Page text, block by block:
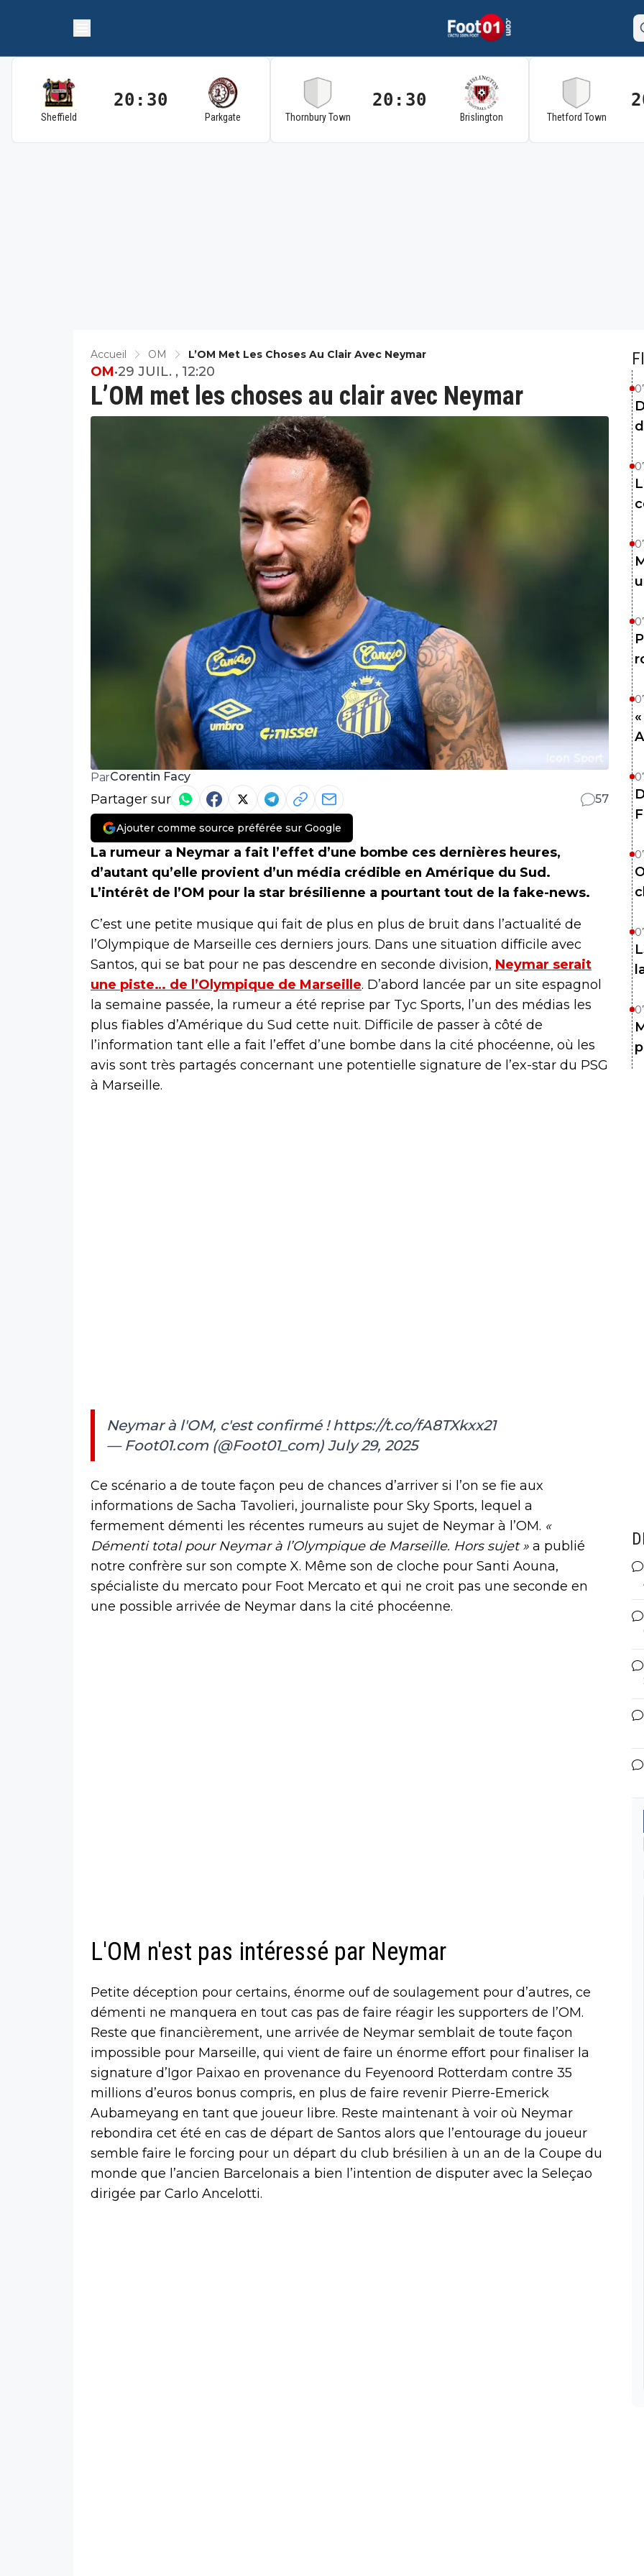
Sheffield
20:30
Parkgate Thornbury Town
20:30
Brislington Thetford Town
Accueil OM L’OM Met Les Choses Au Clair Avec Neymar
L’OM met les choses au clair avec Neymar
OM•29 JUIL. , 12:20
ParCorentin Facy
Partager sur 57
Ajouter comme source préférée sur Google
La rumeur a Neymar a fait l’effet d’une bombe ces dernières heures,
d’autant qu’elle provient d’un média crédible en Amérique du Sud.
L’intérêt de l’OM pour la star brésilienne a pourtant tout de la fake-news.
C’est une petite musique qui fait de plus en plus de bruit dans l’actualité de
l’Olympique de Marseille ces derniers jours. Dans une situation difficile avec
Santos, qui se bat pour ne pas descendre en seconde division, Neymar serait
une piste… de l’Olympique de Marseille. D’abord lancée par un site espagnol
la semaine passée, la rumeur a été reprise par Tyc Sports, l’un des médias les
plus fiables d’Amérique du Sud cette nuit. Difficile de passer à côté de
l’information tant elle a fait l’effet d’une bombe dans la cité phocéenne, où les
avis sont très partagés concernant une potentielle signature de l’ex-star du PSG
à Marseille.
Neymar à l'OM, c'est confirmé !https://t.co/fA8TXkxx21
— Foot01.com (@Foot01_com) July 29, 2025
Ce scénario a de toute façon peu de chances d’arriver si l’on se fie aux
informations de Sacha Tavolieri, journaliste pour Sky Sports, lequel a
fermement démenti les récentes rumeurs au sujet de Neymar à l’OM. «
Démenti total pour Neymar à l’Olympique de Marseille. Hors sujet » a publié
notre confrère sur son compte X. Même son de cloche pour Santi Aouna,
spécialiste du mercato pour Foot Mercato et qui ne croit pas une seconde en
une possible arrivée de Neymar dans la cité phocéenne.
L'OM n'est pas intéressé par Neymar
Petite déception pour certains, énorme ouf de soulagement pour d’autres, ce
démenti ne manquera en tout cas pas de faire réagir les supporters de l’OM.
Reste que financièrement, une arrivée de Neymar semblait de toute façon
impossible pour Marseille, qui vient de faire un énorme effort pour finaliser la
signature d’Igor Paixao en provenance du Feyenoord Rotterdam contre 35
millions d’euros bonus compris, en plus de faire revenir Pierre-Emerick
Aubameyang en tant que joueur libre. Reste maintenant à voir où Neymar
rebondira cet été en cas de départ de Santos alors que l’entourage du joueur
semble faire le forcing pour un départ du club brésilien à un an de la Coupe du
monde que l’ancien Barcelonais a bien l’intention de disputer avec la Seleçao
dirigée par Carlo Ancelotti.